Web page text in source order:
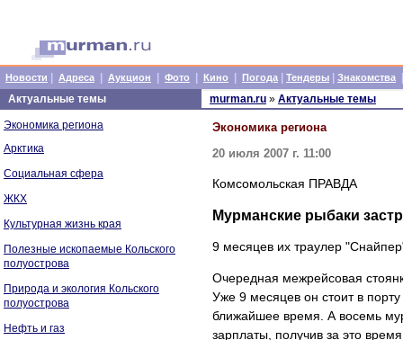
Новости Адреса Аукцион Фото Кино Погода Тендеры Знакомства
Актуальные темы
Экономика региона
Арктика
Социальная сфера
ЖКХ
Культурная жизнь края
Полезные ископаемые Кольского
полуострова
Природа и экология Кольского
полуострова
Нефть и газ
murman.ru » Актуальные темы
Экономика региона
20 июля 2007 г. 11:00
Комсомольская ПРАВДА
Мурманские рыбаки
9 месяцев их траулер
Очередная межрейсовая
Уже 9 месяцев он стоит в
ближайшее время. А восемь
зарплаты, получив за это